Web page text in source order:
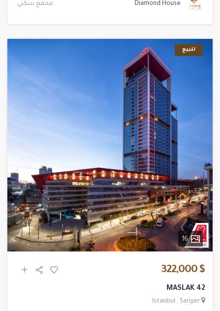
Diamond House مجمع سكني
للبيع
16
$ 322,000
42 MASLAK
Istanbul , Sariyer